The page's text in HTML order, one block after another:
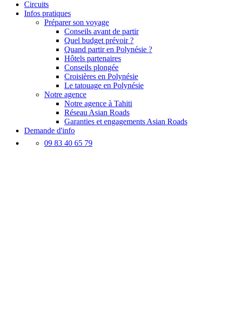
Circuits
Infos pratiques
Préparer son voyage
Conseils avant de partir
Quel budget prévoir ?
Quand partir en Polynésie ?
Hôtels partenaires
Conseils plongée
Croisières en Polynésie
Le tatouage en Polynésie
Notre agence
Notre agence à Tahiti
Réseau Asian Roads
Garanties et engagements Asian Roads
Demande d'info
09 83 40 65 79